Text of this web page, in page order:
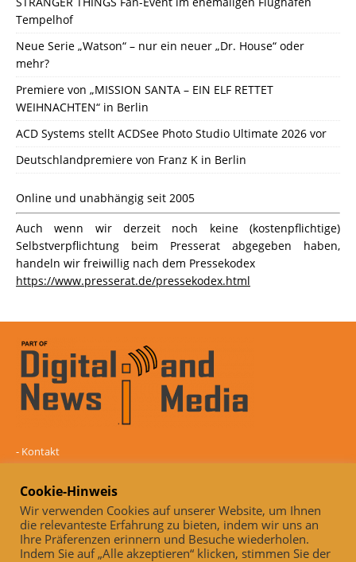
Tempelhof
Neue Serie „Watson“ – nur ein neuer „Dr. House“ oder
mehr?
Premiere von „MISSION SANTA – EIN ELF RETTET
WEIHNACHTEN“ in Berlin
ACD Systems stellt ACDSee Photo Studio Ultimate 2026 vor
Deutschlandpremiere von Franz K in Berlin
Online und unabhängig seit 2005
Auch wenn wir derzeit noch keine (kostenpflichtige)
Selbstverpflichtung beim Presserat abgegeben haben,
handeln wir freiwillig nach dem Pressekodex
https://www.presserat.de/pressekodex.html
- Kontakt
Datenschutz
-Impressum
Online und unabhängig seit 2005
Auch, wenn wir derzeit noch keine (kostenpflichtige)
Cookie-Hinweis
Wir verwenden Cookies auf unserer Website, um Ihnen
die relevanteste Erfahrung zu bieten, indem wir uns an
Ihre Präferenzen erinnern und Besuche wiederholen.
Indem Sie auf „Alle akzeptieren“ klicken, stimmen Sie der